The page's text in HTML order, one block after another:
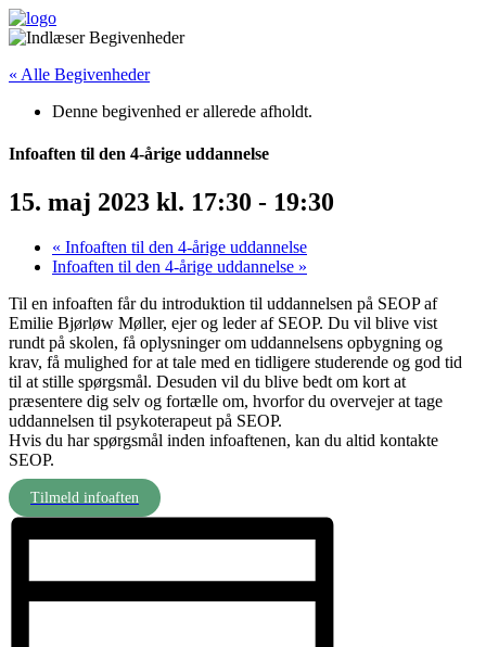
« Alle Begivenheder
Denne begivenhed er allerede afholdt.
Infoaften til den 4-årige uddannelse
15. maj 2023 kl. 17:30 - 19:30
« Infoaften til den 4-årige uddannelse
Infoaften til den 4-årige uddannelse »
Til en infoaften får du introduktion til uddannelsen på SEOP af
Emilie Bjørløw Møller, ejer og leder af SEOP. Du vil blive vist
rundt på skolen, få oplysninger om uddannelsens opbygning og
krav, få mulighed for at tale med en tidligere studerende og god tid
til at stille spørgsmål. Desuden vil du blive bedt om kort at
præsentere dig selv og fortælle om, hvorfor du overvejer at tage
uddannelsen til psykoterapeut på SEOP.
Hvis du har spørgsmål inden infoaftenen, kan du altid kontakte
SEOP.
Tilmeld infoaften